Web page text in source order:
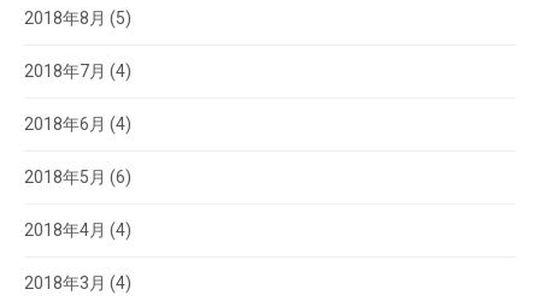
2018年8月 (5)
2018年7月 (4)
2018年6月 (4)
2018年5月 (6)
2018年4月 (4)
2018年3月 (4)